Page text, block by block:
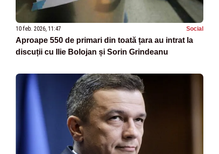
10 feb. 2026, 11:47 Social
Aproape 550 de primari din toată țara au intrat la
discuții cu Ilie Bolojan și Sorin Grindeanu